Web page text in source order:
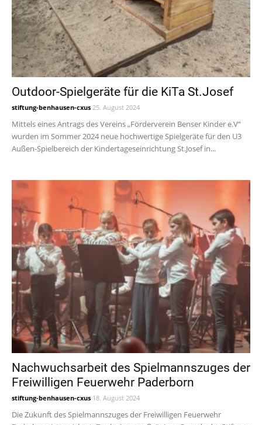
Outdoor-Spielgeräte für die KiTa St.Josef
stiftung-benhausen-cxus 25. August 2024
Mittels eines Antrags des Vereins „Förderverein Benser Kinder e.V“
wurden im Sommer 2024 neue hochwertige Spielgeräte für den U3
Außen-Spielbereich der Kindertageseinrichtung St.Josef in...
Nachwuchsarbeit des Spielmannszuges der
Freiwilligen Feuerwehr Paderborn
stiftung-benhausen-cxus 18. August 2024
Die Zukunft des Spielmannszuges der Freiwilligen Feuerwehr